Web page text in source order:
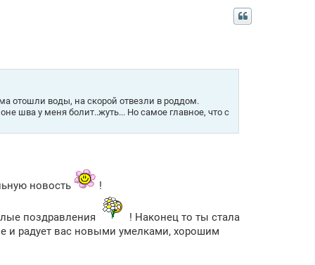
отошли воды, на скорой отвезли в роддом.
шва у меня болит..жуть... Но самое главное, что с
новость !
поздравления
! Наконец то ты стала
и радует вас новыми умелками, хорошим